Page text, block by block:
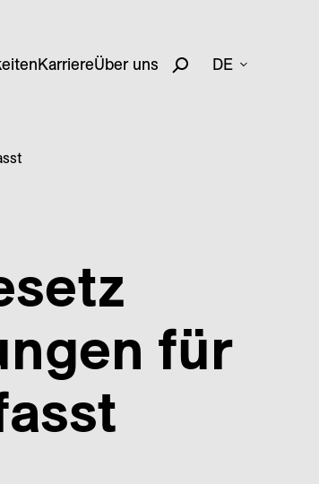
KarriereÜber uns DE
für